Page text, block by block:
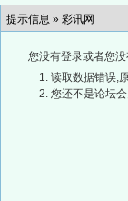
提示信息 » 彩讯网
您没有登录或者您
读取数据错误,
您还不是论坛